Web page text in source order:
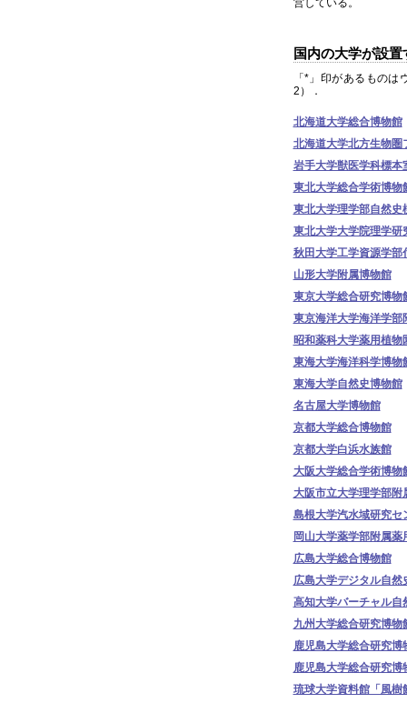
営している。
国内の大学が設
「*」印があるもの
2）．
北海道大学総合博物館
北海道大学北方生物圏
岩手大学獣医学科標本
東北大学総合学術博物
東北大学理学部自然史
東北大学大学院理学研
秋田大学工学資源学部
山形大学附属博物館
東京大学総合研究博物
東京海洋大学海洋学部
昭和薬科大学薬用植物
東海大学海洋科学博物
東海大学自然史博物館
名古屋大学博物館
京都大学総合博物館
京都大学白浜水族館
大阪大学総合学術博物
大阪市立大学理学部附
島根大学汽水域研究セ
岡山大学薬学部附属薬
広島大学総合博物館
広島大学デジタル自然
高知大学バーチャル自
九州大学総合研究博物
鹿児島大学総合研究博
鹿児島大学総合研究博
琉球大学資料館「風樹